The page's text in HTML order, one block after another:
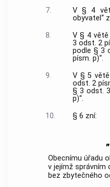
7.
V § 4
obyvatel“
8.
V § 4
3 odst. 2
podle § 3
písm. p)“.
9.
V § 5
odst. 2
§ 3 odst.
p)“.
10.
§ 6 zní:
Obecnímu úřadu
v jejímž správním
bez zbytečného